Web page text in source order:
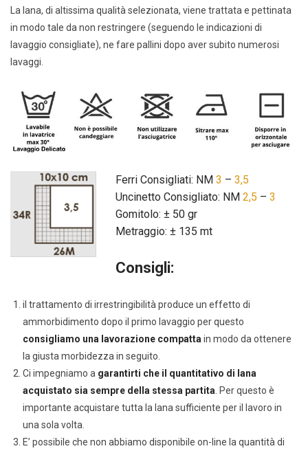
La lana, di altissima qualità selezionata, viene trattata e pettinata
in modo tale da non restringere (seguendo le indicazioni di
lavaggio consigliate), ne fare pallini dopo aver subito numerosi
lavaggi.
Ferri Consigliati: NM 3 – 3,5
Uncinetto Consigliato: NM 2,5 – 3
Gomitolo: ± 50 gr
Metraggio: ± 135 mt
Consigli:
il trattamento di irrestringibilità produce un effetto di
ammorbidimento dopo il primo lavaggio per questo
consigliamo una lavorazione compatta in modo da ottenere
la giusta morbidezza in seguito.
Ci impegniamo a garantirti che il quantitativo di lana
acquistato sia sempre della stessa partita . Per questo è
importante acquistare tutta la lana sufficiente per il lavoro in
una sola volta.
E’ possibile che non abbiamo disponibile on-line la quantità di